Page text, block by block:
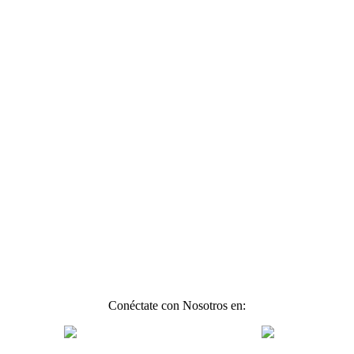
Conéctate con Nosotros en: